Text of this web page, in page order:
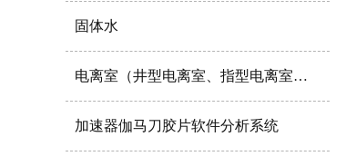
固体水
电离室（井型电离室、指型电离室尖点电离室）
加速器伽马刀胶片软件分析系统